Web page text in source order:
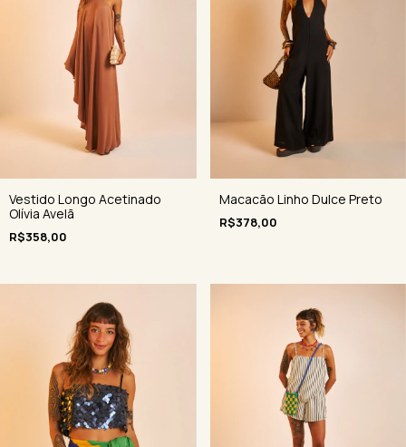
Vestido Longo Acetinado
Olívia Avelã
R$358,00
Macacão Linho Dulce Preto
R$378,00